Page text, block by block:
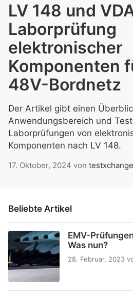
LV 148 und
Laborprüfung
elektronischer
Komponenten
48V-Bordnetz
Der Artikel gibt einen
Anwendungsbereich und
Laborprüfungen von
Komponenten nach LV 148.
17. Oktober, 2024 von testxchange
Beliebte Artikel
EMV-
Was nun?
28. Februar, 2023